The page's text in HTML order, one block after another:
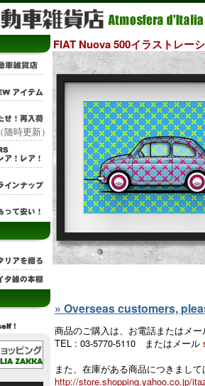
（随時更新）
FIAT Nuova 500イラストレー
» Overseas customers,
商品のご購入は、お電話またはメ
TEL : 03-5770-5110 またはメール
また、在庫がある商品につきまし
http://store.shopping.yahoo.co.jp/